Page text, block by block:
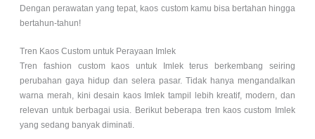
Dengan perawatan yang tepat, kaos custom kamu bisa bertahan hingga
bertahun-tahun!
Tren Kaos Custom untuk Perayaan Imlek
Tren fashion custom kaos untuk Imlek terus berkembang seiring
perubahan gaya hidup dan selera pasar. Tidak hanya mengandalkan
warna merah, kini desain kaos Imlek tampil lebih kreatif, modern, dan
relevan untuk berbagai usia. Berikut beberapa tren kaos custom Imlek
yang sedang banyak diminati.